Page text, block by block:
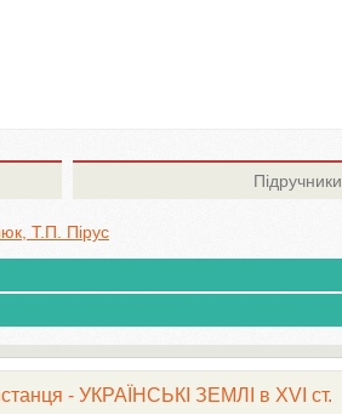
Підручники
Т.П. Пірус
- УКРАЇНСЬКІ ЗЕМЛІ в XVI ст.